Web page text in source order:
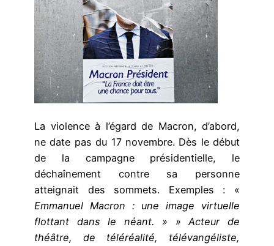
La violence à l’égard de Macron, d’abord,
ne date pas du 17 novembre. Dès le début
de la campagne présidentielle, le
déchaînement contre sa personne
atteignait des sommets. Exemples : «
Emmanuel Macron : une image virtuelle
flottant dans le néant. » » Acteur de
théâtre, de téléréalité, télévangéliste,